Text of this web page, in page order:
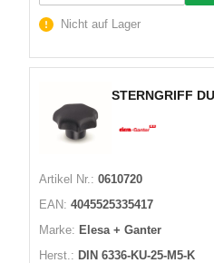
Nicht auf Lager
STERNGRIFF
Artikel Nr.: 0610720
EAN: 4045525335417
Marke: Elesa + Ganter
Herst.: DIN 6336-KU-25-M5-K